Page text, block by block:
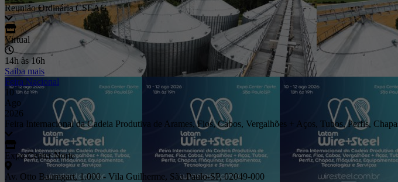
Reunião Ordinária CSEAG
Virtual
14h às 16h
Saiba mais
Feira Nacional
10
Ago
2026
Feira Internacional da Cadeia Produtiva de Arames, Fios, Cabos, Vergalhões + Aços, Tubos, Perfis,
Expo Center Norte
Av. Otto Baumgart, 1.000 - Vila Guilherme, São Paulo-SP, 02049-000